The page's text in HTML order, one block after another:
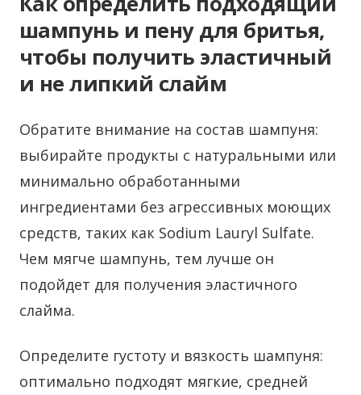
шампунь и пену для бритья,
чтобы получить эластичный
и не липкий слайм
Обратите внимание на состав шампуня:
выбирайте продукты с натуральными или
минимально обработанными
ингредиентами без агрессивных моющих
средств, таких как Sodium Lauryl Sulfate.
Чем мягче шампунь, тем лучше он
подойдет для получения эластичного
слайма.
Определите густоту и вязкость шампуня:
оптимально подходят мягкие, средней